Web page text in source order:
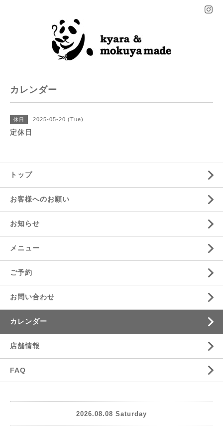
カレンダー
休日 2025-05-20 (Tue)
定休日
トップ
お客様へのお願い
お知らせ
メニュー
ご予約
お問い合わせ
カレンダー
店舗情報
FAQ
2026.08.08 Saturday